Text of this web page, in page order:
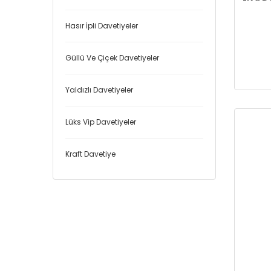
Hasır İpli Davetiyeler
Güllü Ve Çiçek Davetiyeler
Yaldızlı Davetiyeler
Lüks Vip Davetiyeler
Kraft Davetiye